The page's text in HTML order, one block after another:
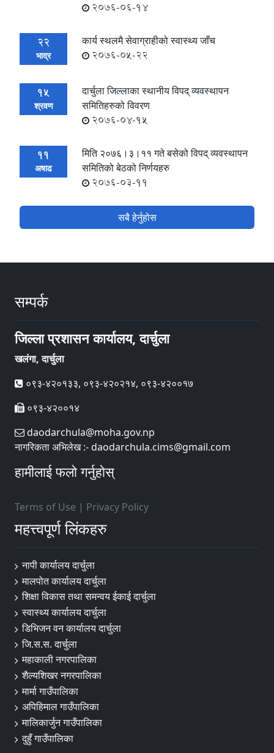
2076-06-14
22
भाद्र
कार्य स्थलमै सेवाग्राहीको स्वास्थ्य जाँच
2076-05-22
15
श्रवण
दार्चुला जिल्लाका स्थानीय विपद् व्यवस्थापन
समितिहरुको विवरण
2076-04-15
11
अषाढ
मिति २०७६।३।११ गते बसेको विपद् व्यवस्थापन
समितिको बेठको निर्णयहरु
2076-03-11
सबै हेर्नुहोस
सम्पर्क
जिल्ला प्रशासन कार्यालय, दार्चुला
खलंगा, दार्चुला
०९३-४२०१३३, ०९३-४२०२१४, ०९३-४२००१७
०९३-४२००१४
daodarchula@moha.gov.np
नागरिकता अभिलेख :- daodarchula.cims@gmail.com
हामीलाई फलो गर्नुहोस्
Terms of Use | Privacy Policy
महत्त्वपूर्ण लिंकहरु
नापी कार्यालय दार्चुला
मालपोत कार्यालय दार्चुला
शिक्षा विकास तथा समन्वय ईकाई दार्चुला
स्वास्थ्य कार्यालय दार्चुला
डिभिजन वन कार्यालय दार्चुला
जि.स.स. दार्चुला
महाकाली नगरपालिका
शैल्यशिखर नगरपालिका
मार्मा गाउँपालिका
अपिहिमाल गाउँपालिका
मालिकार्जुन गाउँपालिका
दुहुँ गाउँपालिका